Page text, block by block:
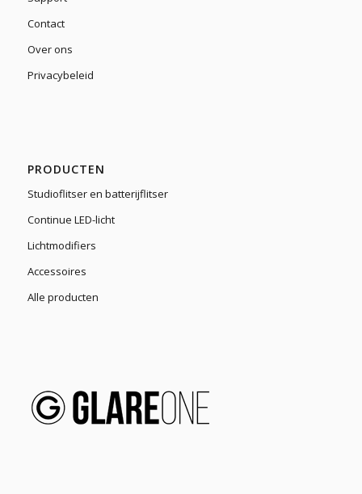
Contact
Over ons
Privacybeleid
PRODUCTEN
Studioflitser en batterijflitser
Continue LED-licht
Lichtmodifiers
Accessoires
Alle producten